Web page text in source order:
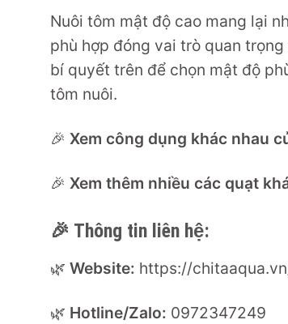
Nuôi tôm mật độ cao mang lại
phù hợp đóng vai trò quan
bí quyết trên để chọn mật độ
tôm nuôi.
🎉 Xem công dụng khác nhau
🎉 Xem thêm nhiều các quạt
🎉 Thông tin liên hệ:
🌿 Website: https://
🌿 Hotline/Zalo: 0972347249